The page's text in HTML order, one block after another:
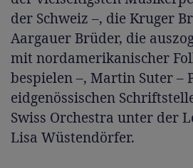
der Schweiz –, die Kruger
Aargauer Brüder, die
mit nordamerikanischer
bespielen –, Martin Suter –
eidgenössischen
Swiss Orchestra unter der
Lisa Wüstendörfer.